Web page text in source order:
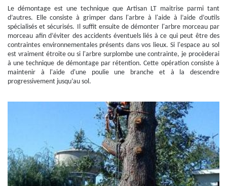
Le démontage est une technique que Artisan LT maitrise parmi tant
d’autres. Elle consiste à grimper dans l'arbre à l'aide à l’aide d’outils
spécialisés et sécurisés. Il suffit ensuite de démonter l'arbre morceau par
morceau afin d’éviter des accidents éventuels liés à ce qui peut être des
contraintes environnementales présents dans vos lieux. Si l'espace au sol
est vraiment étroite ou si l'arbre surplombe une contrainte, je procèderai
à une technique de démontage par rétention. Cette opération consiste à
maintenir à l'aide d'une poulie une branche et à la descendre
progressivement jusqu’au sol.